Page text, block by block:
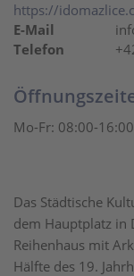
Das Städtische
dem Hauptplatz in
Reihenhaus mit
Hälfte des 19.
https://
E-Mail
Telefon
Mo-Fr: 08:00-